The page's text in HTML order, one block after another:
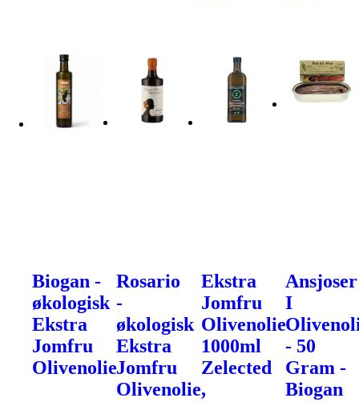
Biogan -
økologisk
Ekstra
Jomfru
Olivenolie
Rosario
-
økologisk
Ekstra
Jomfru
Olivenolie,
Ekstra
Jomfru
Olivenolie
1000ml
Zelected
Ansjoser
I
- 50
Gram -
Biogan